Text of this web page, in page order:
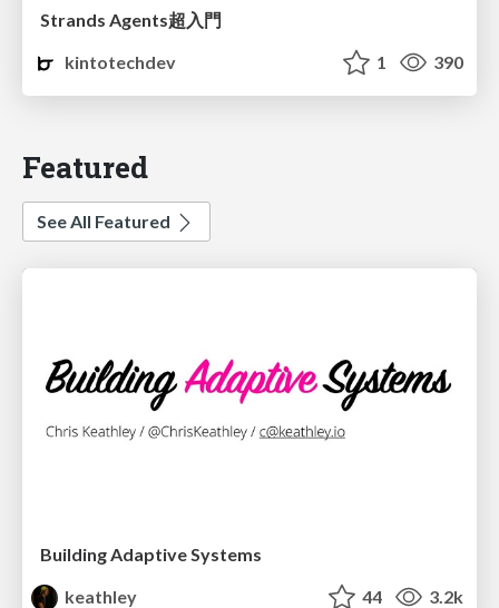
Strands Agents超入門
kintotechdev
1 390
Featured
See All Featured
Building Adaptive Systems
keathley
44 3.2k